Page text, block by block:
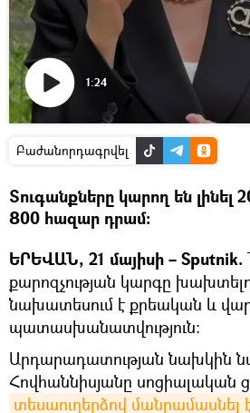
1:24
Բաժանորդագրվել
Տուգանքները կարող են լինել
800 հազար դրամ։
ԵՐԵՎԱՆ, 21 մայիսի – Sputnik.
քարոզչության կարգը
նախատեսում է քրեական և
պատասխանատվություն։
Արդարադատության նախկին
Հովհաննիսյանը սոցիալական
տեսաուղերձով մանրամասնել